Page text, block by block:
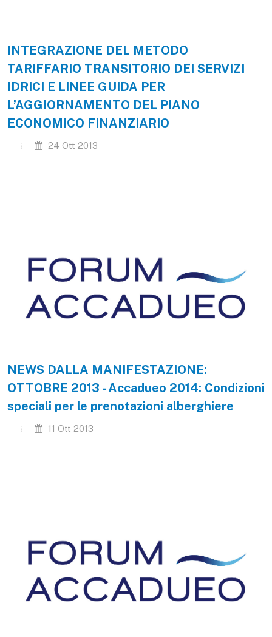
INTEGRAZIONE DEL METODO
TARIFFARIO TRANSITORIO DEI SERVIZI
IDRICI E LINEE GUIDA PER
L’AGGIORNAMENTO DEL PIANO
ECONOMICO FINANZIARIO
24 Ott 2013
NEWS DALLA MANIFESTAZIONE:
OTTOBRE 2013 - Accadueo 2014: Condizioni
speciali per le prenotazioni alberghiere
11 Ott 2013